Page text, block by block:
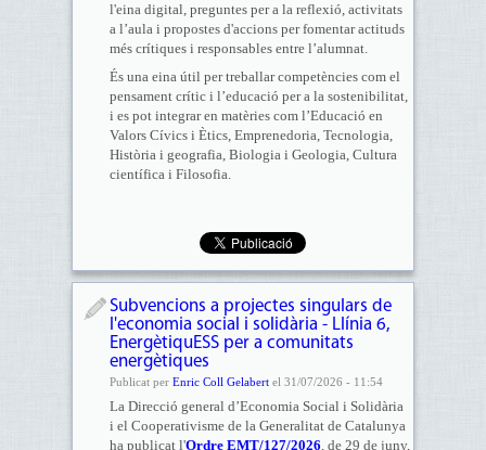
l'eina digital, preguntes per a la reflexió, activitats
a l’aula i propostes d'accions per fomentar actituds
més crítiques i responsables entre l’alumnat.
És una eina útil per treballar competències com el
pensament crític i l’educació per a la sostenibilitat,
i es pot integrar en matèries com l’Educació en
Valors Cívics i Ètics, Emprenedoria, Tecnologia,
Història i geografia, Biologia i Geologia, Cultura
científica i Filosofia.
Subvencions a projectes singulars de
l'economia social i solidària - Llínia 6,
EnergètiquESS per a comunitats
energètiques
Publicat per Enric Coll Gelabertel 31/07/2026 - 11:54
La Direcció general d’Economia Social i Solidària
i el Cooperativisme de la Generalitat de Catalunya
ha publicat l'Ordre EMT/127/2026, de 29 de juny,